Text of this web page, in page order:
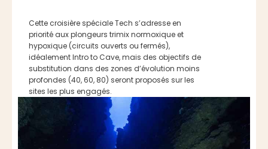
Cette croisière spéciale Tech s’adresse en
priorité aux plongeurs trimix normoxique et
hypoxique (circuits ouverts ou fermés),
idéalement Intro to Cave, mais des objectifs de
substitution dans des zones d’évolution moins
profondes (40, 60, 80) seront proposés sur les
sites les plus engagés.